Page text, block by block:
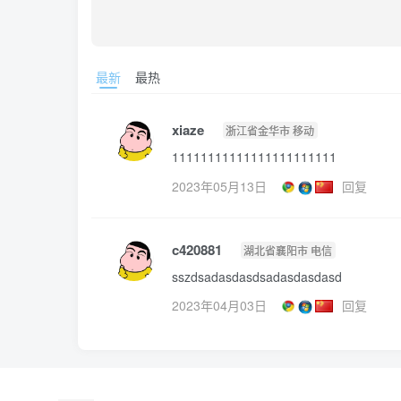
最新 最热
xiaze 浙江省金华市 移动
11111111111111111111111
2023年05月13日
回复
c420881 湖北省襄阳市 电信
sszdsadasdasdsadasdasdasd
2023年04月03日
回复